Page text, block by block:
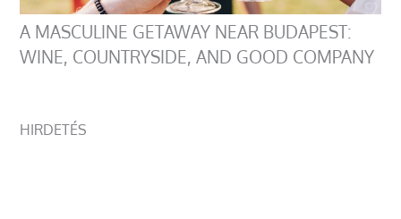
A MASCULINE GETAWAY NEAR BUDAPEST:
WINE, COUNTRYSIDE, AND GOOD COMPANY
HIRDETÉS